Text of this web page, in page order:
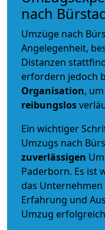
nach
Umzüge nach
Angelegenheit,
Distanzen
erfordern jedoch
Organisation,
reibungslos
Ein wichtiger
Umzugs nach
zuverlässigen
Paderborn. Es ist
das
Erfahrung und
Umzug